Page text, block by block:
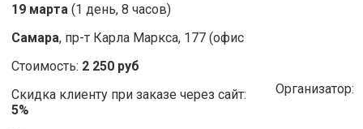
19 марта (1 день, 8 часов)
Самара, пр-т Карла Маркса, 177 (офис
Стоимость: 2 250 руб
Скидка клиенту при заказе через сайт:
5%
Организатор: